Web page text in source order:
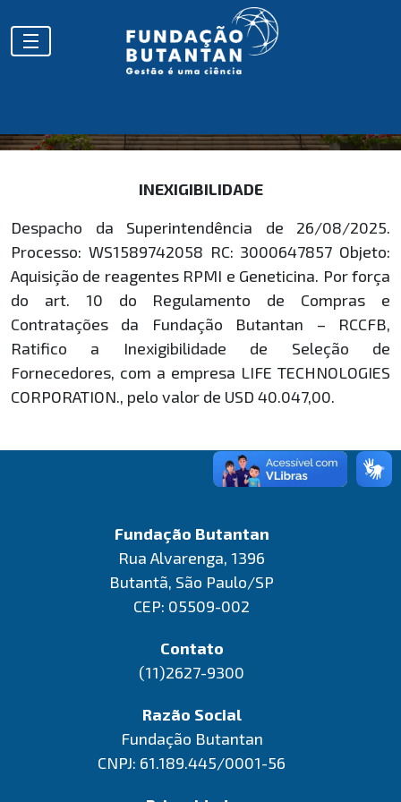
HOMOLOGAÇÕES
INEXIGIBILIDADE
Despacho da Superintendência de 26/08/2025.
Processo: WS1589742058 RC: 3000647857 Objeto:
Aquisição de reagentes RPMI e Geneticina. Por força
do art. 10 do Regulamento de Compras e
Contratações da Fundação Butantan – RCCFB,
Ratifico a Inexigibilidade de Seleção de
Fornecedores, com a empresa LIFE TECHNOLOGIES
CORPORATION., pelo valor de USD 40.047,00.
Fundação Butantan
Rua Alvarenga, 1396
Butantã, São Paulo/SP
CEP: 05509-002
Contato
(11)2627-9300
Razão Social
Fundação Butantan
CNPJ: 61.189.445/0001-56